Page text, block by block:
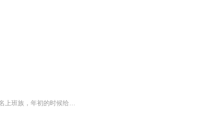
有了日记就有了生活的备忘录。我是小葱，是一名90后宝妈，也是万千世界中普普通通的一名上班族，年初的时候给自己买了一本日记本，想要记录自己一年中的喜怒哀乐，却总因为这样的那样的原因而搁浅，或许，我可以通过另一种方式来记录……